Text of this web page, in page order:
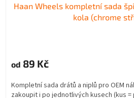
Haan Wheels kompletní sada
kola (chrome
od 89 Kč
Kompletní sada drátů a niplů pro OEM
zakoupit i po jednotlivých kusech (kus =